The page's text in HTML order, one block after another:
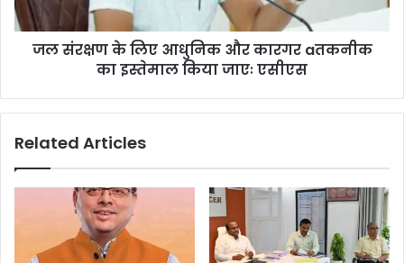
जल संरक्षण के लिए आधुनिक और कारगर aतकनीक
का इस्तेमाल किया जाएः एसीएस
Related Articles